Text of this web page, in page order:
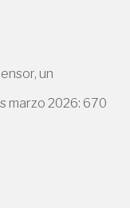
un
marzo 2026: 670